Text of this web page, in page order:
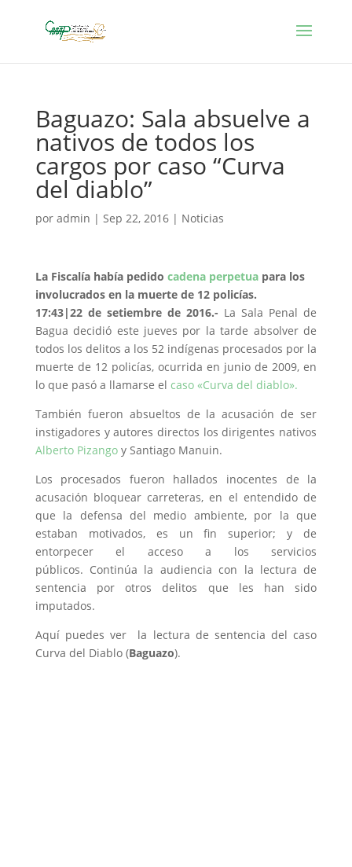
Baguazo: Sala absuelve a
nativos de todos los
cargos por caso “Curva
del diablo”
por admin | Sep 22, 2016| Noticias
La Fiscalía había pedido cadena perpetuapara los
involucrados en la muerte de 12 policías.
17:43|22 de setiembre de 2016.- La Sala Penal de
Bagua decidió este jueves por la tarde absolver de
todos los delitos a los 52 indígenas procesados por la
muerte de 12 policías, ocurrida en junio de 2009, en
lo que pasó a llamarse el caso «Curva del diablo».
También fueron absueltos de la acusación de ser
instigadores y autores directos los dirigentes nativos
Alberto Pizangoy Santiago Manuin.
Los procesados fueron hallados inocentes de la
acusación bloquear carreteras, en el entendido de
que la defensa del medio ambiente, por la que
estaban motivados, es un fin superior; y de
entorpecer el acceso a los servicios
públicos. Continúa la audiencia con la lectura de
sentencia por otros delitos que les han sido
imputados.
Aquí puedes ver la lectura de sentencia del caso
Curva del Diablo (Baguazo).